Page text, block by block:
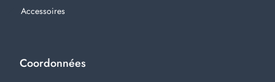
Accessoires
Coordonnées